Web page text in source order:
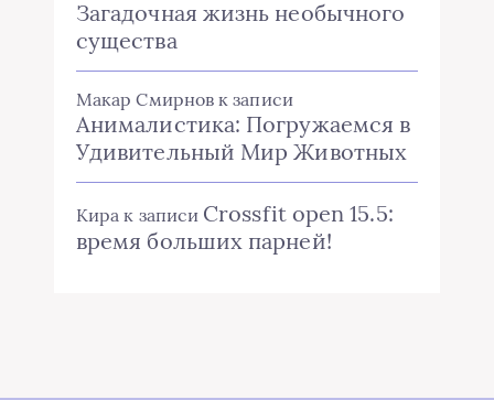
Загадочная жизнь необычного
существа
Макар Смирнов к записи
Анималистика: Погружаемся в
Удивительный Мир Животных
Кира к записи Crossfit open 15.5:
время больших парней!